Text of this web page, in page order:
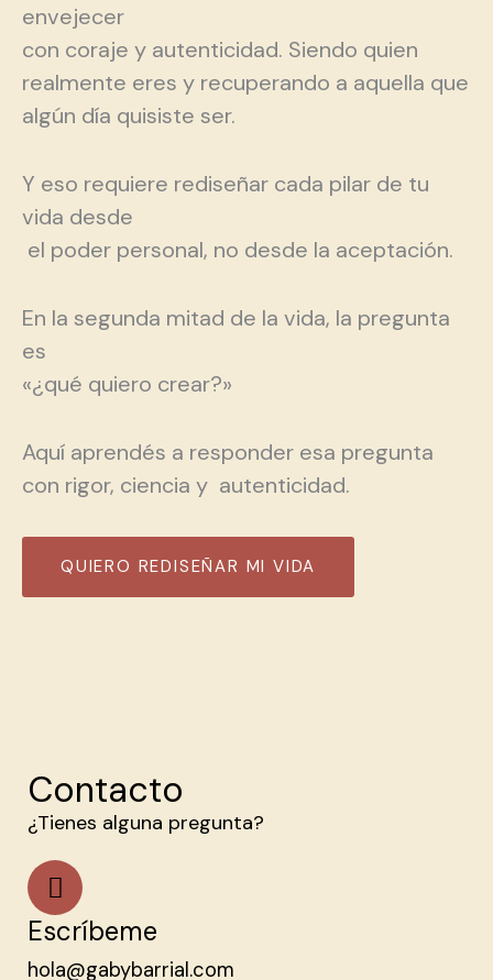
envejecer
con coraje y autenticidad. Siendo quien
realmente eres y recuperando a aquella que
algún día quisiste ser.
Y eso requiere rediseñar cada pilar de tu
vida desde
el poder personal, no desde la aceptación.
En la segunda mitad de la vida, la pregunta
es
«¿qué quiero crear?»
Aquí aprendés a responder esa pregunta
con rigor, ciencia y autenticidad.
QUIERO REDISEÑAR MI VIDA
Contacto
¿Tienes alguna pregunta?
Escríbeme
hola@gabybarrial.com